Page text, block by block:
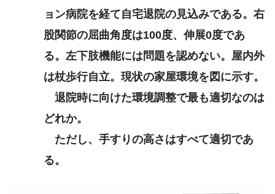
R
波に同期させた電気的除細動
ョン病院を経て自宅退院の見込みである。右
股関節の屈曲角度は100度、伸展0度であ
る。左下肢機能には問題を認めない。屋内外
は杖歩行自立。現状の家屋環境を図に示す。
退院時に向けた環境調整で最も適切なのは
どれか。
ただし、手すりの高さはすべて適切であ
る。